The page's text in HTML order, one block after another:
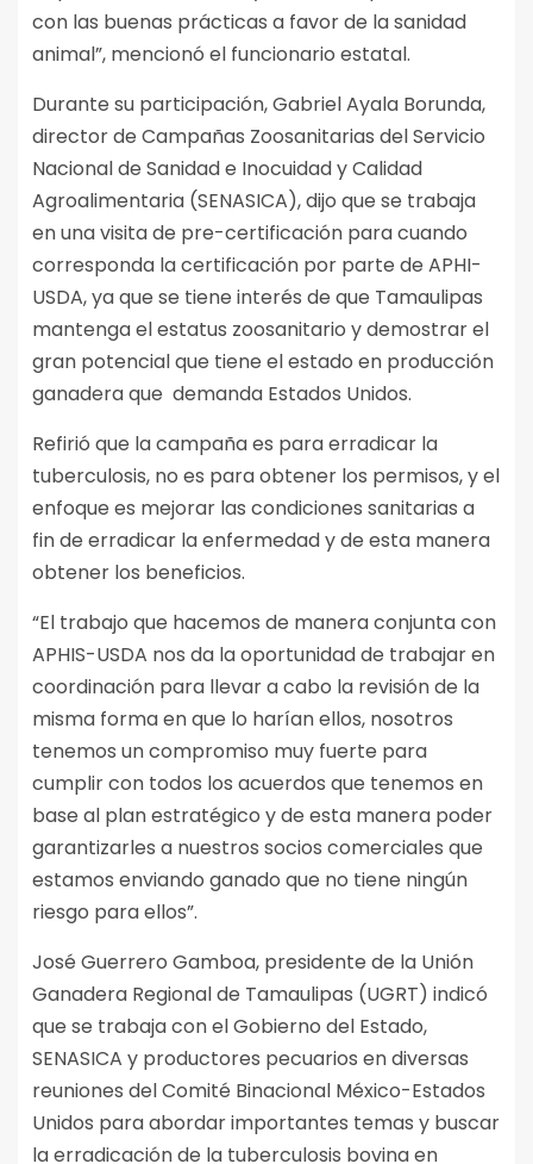
con las buenas prácticas a favor de la sanidad
animal”, mencionó el funcionario estatal.
Durante su participación, Gabriel Ayala Borunda,
director de Campañas Zoosanitarias del Servicio
Nacional de Sanidad e Inocuidad y Calidad
Agroalimentaria (SENASICA), dijo que se trabaja
en una visita de pre-certificación para cuando
corresponda la certificación por parte de APHI-
USDA, ya que se tiene interés de que Tamaulipas
mantenga el estatus zoosanitario y demostrar el
gran potencial que tiene el estado en producción
ganadera que demanda Estados Unidos.
Refirió que la campaña es para erradicar la
tuberculosis, no es para obtener los permisos, y el
enfoque es mejorar las condiciones sanitarias a
fin de erradicar la enfermedad y de esta manera
obtener los beneficios.
“El trabajo que hacemos de manera conjunta con
APHIS-USDA nos da la oportunidad de trabajar en
coordinación para llevar a cabo la revisión de la
misma forma en que lo harían ellos, nosotros
tenemos un compromiso muy fuerte para
cumplir con todos los acuerdos que tenemos en
base al plan estratégico y de esta manera poder
garantizarles a nuestros socios comerciales que
estamos enviando ganado que no tiene ningún
riesgo para ellos”.
José Guerrero Gamboa, presidente de la Unión
Ganadera Regional de Tamaulipas (UGRT) indicó
que se trabaja con el Gobierno del Estado,
SENASICA y productores pecuarios en diversas
reuniones del Comité Binacional México-Estados
Unidos para abordar importantes temas y buscar
la erradicación de la tuberculosis bovina en